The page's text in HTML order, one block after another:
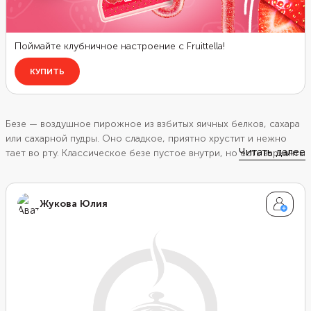
Безе — воздушное пирожное из взбитых яичных белков, сахара
или сахарной пудры. Оно сладкое, приятно хрустит и нежно
тает во рту. Классическое безе пустое внутри, но есть варианты
начинкой.
В этом разделе мы поделимся лучшими рецептами меренги и
Для начала освойте классическое безе и переходите к более
сложным версиям. Сделайте меренговый торт — с гранатом,
мандаринами, хурмой, миндалем, голубикой, малиной,
фисташками, нежным сыром маскарпоне и другими
Читать далее
Жукова Юлия